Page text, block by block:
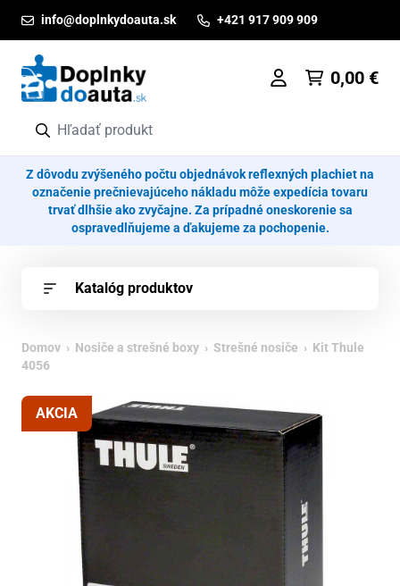
info@doplnkydoauta.sk +421 917 909 909
0,00 €
Z dôvodu zvýšeného počtu objednávok reflexných plachiet na
označenie prečnievajúceho nákladu môže expedícia tovaru
trvať dlhšie ako zvyčajne. Za prípadné oneskorenie sa
ospravedlňujeme a ďakujeme za pochopenie.
Katalóg produktov
Domov › Nosiče a strešné boxy › Strešné nosiče › Kit Thule
4056
AKCIA